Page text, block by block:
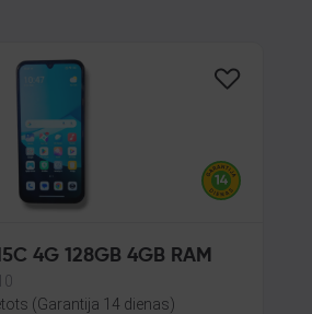
4G 128GB 4GB RAM
(Garantija 14 dienas)